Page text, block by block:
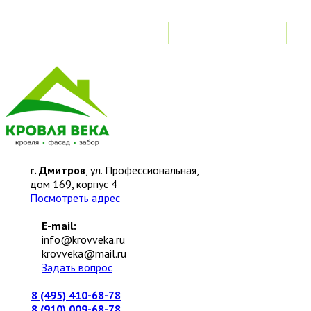
г. Дмитров , ул. Профессиональная,
дом 169, корпус 4
Посмотреть адрес
E-mail:
info@krovveka.ru
krovveka@mail.ru
Задать вопрос
8 (495) 410-68-78